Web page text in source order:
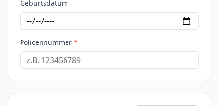
Geburtsdatum
Policennummer *